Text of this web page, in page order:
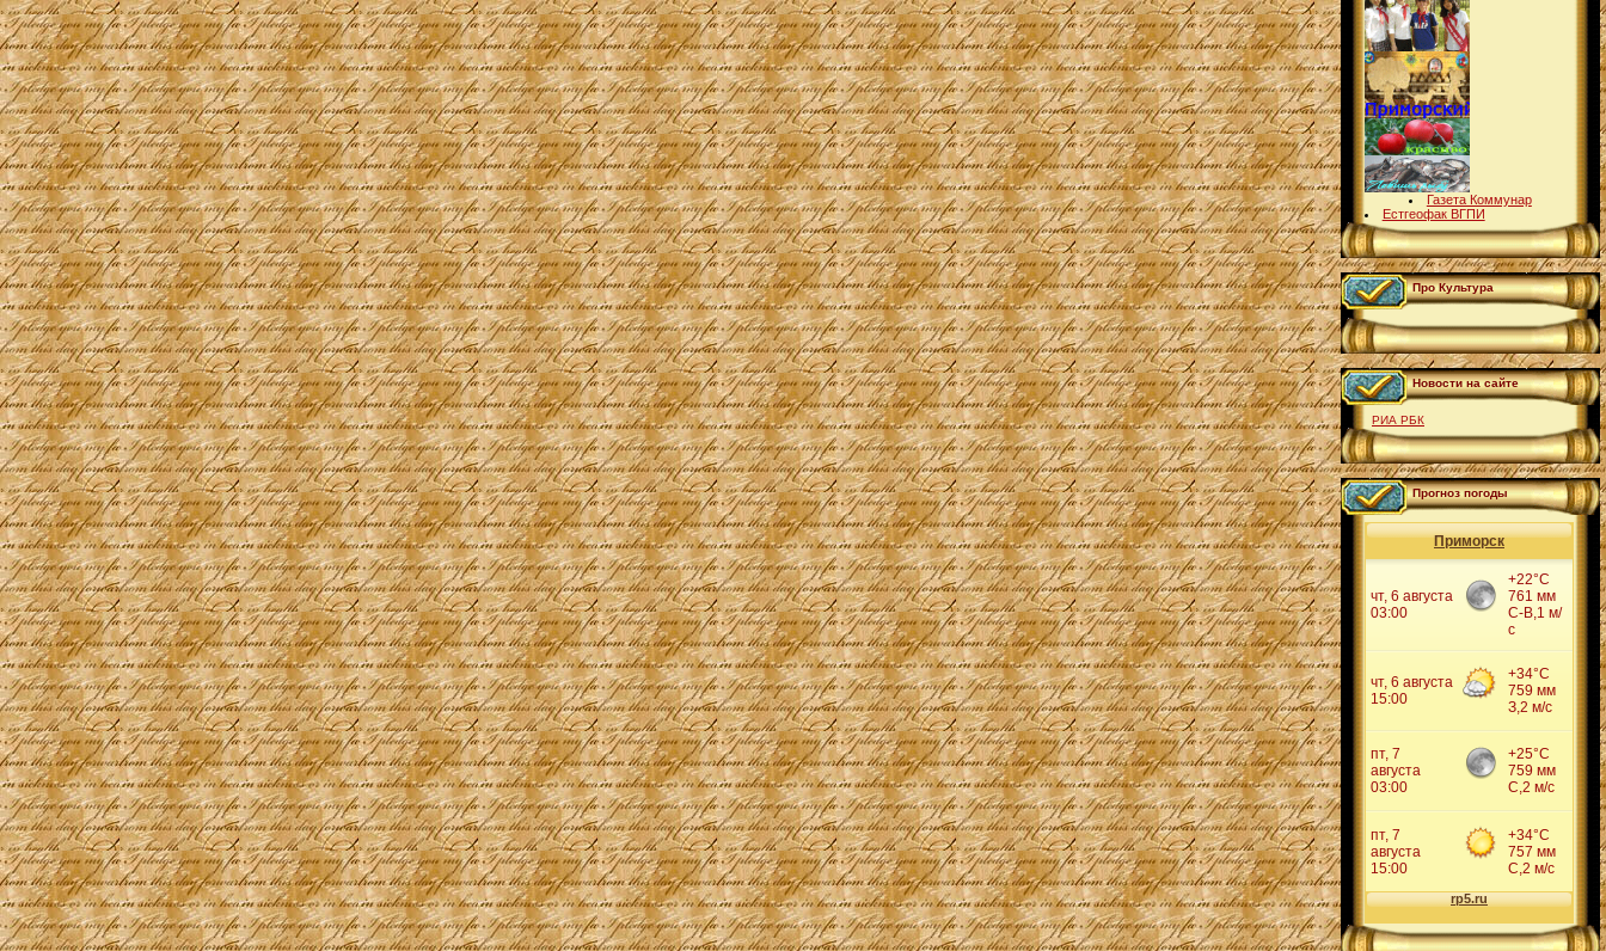
Газета Коммунар
Естгеофак ВГПИ
Про Культура
Новости на сайте
РИА РБК
Прогноз погоды
Приморск